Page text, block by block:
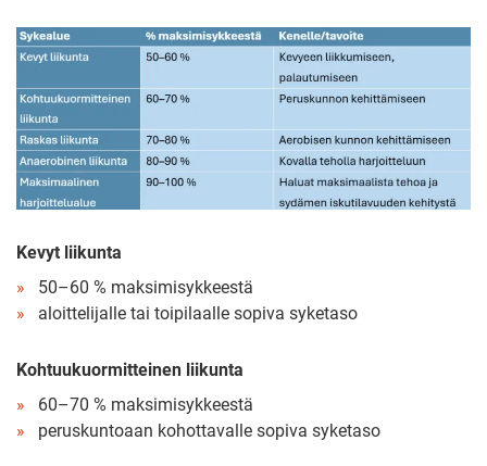
Kevyt liikunta
50–60 % maksimisykkeestä
aloittelijalle tai toipilaalle sopiva syketaso
Kohtuukuormitteinen liikunta
60–70 % maksimisykkeestä
peruskuntoaan kohottavalle sopiva syketaso